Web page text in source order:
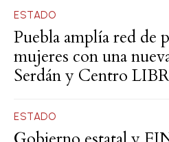
ESTADO
Puebla amplía red de
mujeres con una
Serdán y Centro
ESTADO